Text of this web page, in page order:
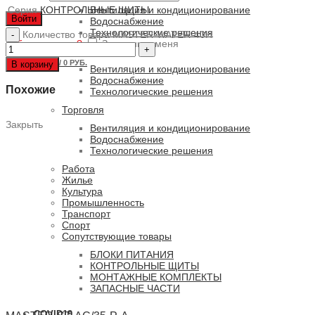
Войти
Забыли пароль? Запомнить меня
0ПУНКТОВ / 0 РУБ.
Вентиляция и кондиционирование
Водоснабжение
Технологические решения
Вентиляция и кондиционирование
Водоснабжение
Технологические решения
Торговля
Вентиляция и кондиционирование
Водоснабжение
Технологические решения
Работа
Жилье
Культура
Промышленность
Транспорт
Спорт
Сопутствующие товары
БЛОКИ ПИТАНИЯ
КОНТРОЛЬНЫЕ ЩИТЫ
МОНТАЖНЫЕ КОМПЛЕКТЫ
ЗАПАСНЫЕ ЧАСТИ
Серия КОНТРОЛЬНЫЕ ЩИТЫ
Количество товара MASTER-WATER-40H
В корзину
Похожие
Закрыть